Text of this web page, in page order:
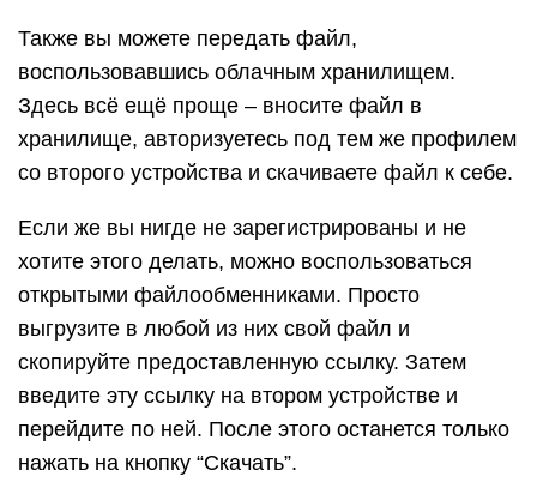
Также вы можете передать файл,
воспользовавшись облачным хранилищем.
Здесь всё ещё проще – вносите файл в
хранилище, авторизуетесь под тем же профилем
со второго устройства и скачиваете файл к себе.
Если же вы нигде не зарегистрированы и не
хотите этого делать, можно воспользоваться
открытыми файлообменниками. Просто
выгрузите в любой из них свой файл и
скопируйте предоставленную ссылку. Затем
введите эту ссылку на втором устройстве и
перейдите по ней. После этого останется только
нажать на кнопку “Скачать”.